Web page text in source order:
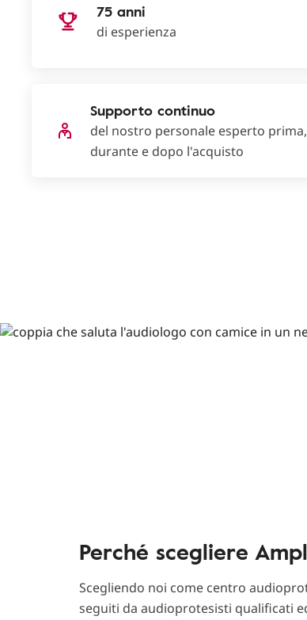
75 anni
di esperienza
Supporto continuo
del nostro personale esperto prima,
durante e dopo l'acquisto
Perché scegliere
Scegliendo noi come centro
seguiti da audioprotesisti qualificati